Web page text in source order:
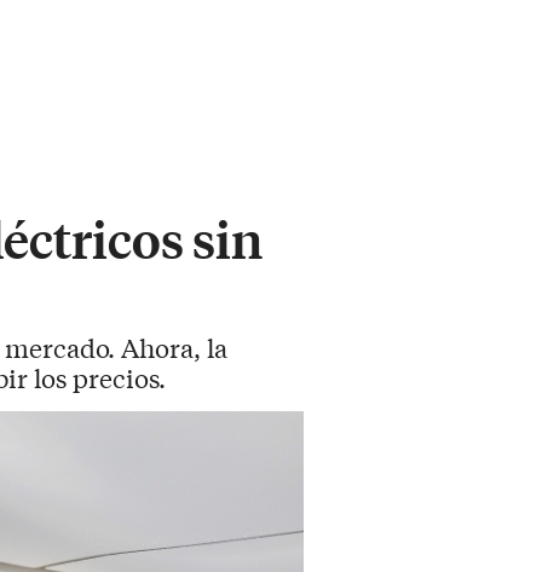
sin
Ahora, la
los precios.